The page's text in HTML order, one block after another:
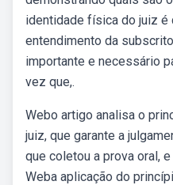
identidade física do juiz é
entendimento da
importante e necessário
vez que,.
Webo artigo analisa o
juiz, que garante a
que coletou a prova oral,
Weba aplicação do